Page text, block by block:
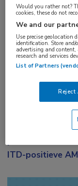
In de
toevoeging van
HCT, gevolgd
een verbeterde
ITD-positieve
Leukemie
Tags:
AML,FLT3,
Would you rather not?
cookies, these do not
We and our
Use precise geolocation
identification. Store
advertising and
research and services
List of Partners
Reject